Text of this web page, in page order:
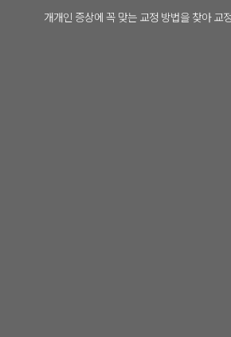
개개인 증상에 꼭 맞는 교정 방법을 찾아 교